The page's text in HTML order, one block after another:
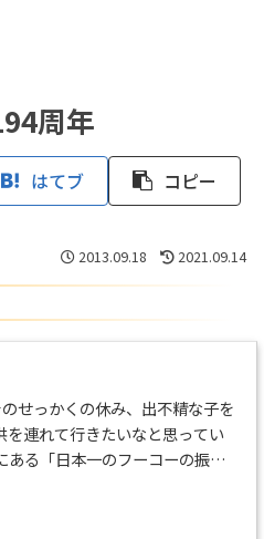
周年
はてブ コピー
2013.09.18 2021.09.14
せっかくの休み、出不精な子を
連れて行きたいなと思ってい
る「日本一のフーコーの振り